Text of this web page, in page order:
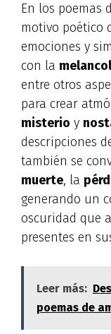
En los poemas
motivo poético
emociones y
con la
entre otros
para crear
misterio y
descripciones
también se
muerte, la
generando un
oscuridad que
presentes en
Leer más:
poemas de